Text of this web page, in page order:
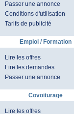
Passer une annonce
Conditions d'utilisation
Tarifs de publicité
Emploi / Formation
Lire les offres
Lire les demandes
Passer une annonce
Covoiturage
Lire les offres